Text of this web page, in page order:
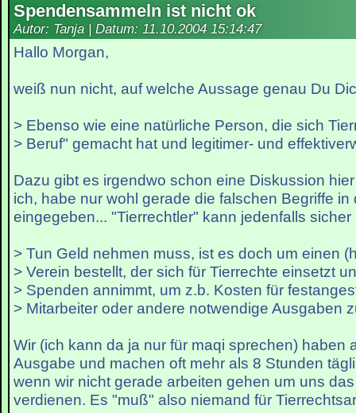
Spendensammeln ist nicht ok
Autor: Tanja | Datum: 11.10.2004 15:14:47
Hallo Morgan,
weiß nun nicht, auf welche Aussage genau Du
> Ebenso wie eine natürliche Person, die sich
> Beruf" gemacht hat und legitimer- und
Dazu gibt es irgendwo schon eine Diskussion
ich, habe nur wohl gerade die falschen Begriffe in
eingegeben... "Tierrechtler" kann jedenfalls
> Tun Geld nehmen muss, ist es doch um einen
> Verein bestellt, der sich für Tierrechte einsetzt
> Spenden annimmt, um z.b. Kosten für
> Mitarbeiter oder andere notwendige Ausgaben
Wir (ich kann da ja nur für maqi sprechen) haben
Ausgabe und machen oft mehr als 8 Stunden
wenn wir nicht gerade arbeiten gehen um uns
verdienen. Es "muß" also niemand für